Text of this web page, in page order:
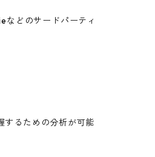
どのサードパーティ
るための分析が可能